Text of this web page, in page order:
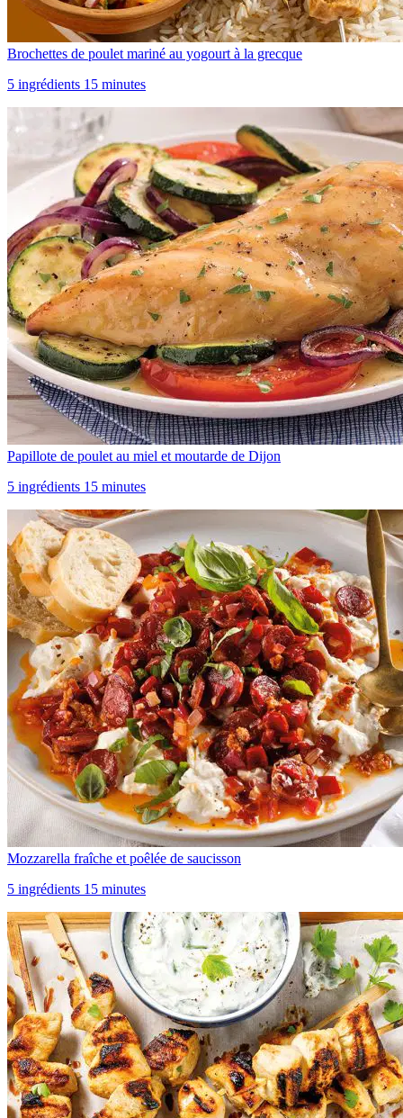
Brochettes de poulet mariné au yogourt à la grecque
5 ingrédients 15 minutes
Papillote de poulet au miel et moutarde de Dijon
5 ingrédients 15 minutes
Mozzarella fraîche et poêlée de saucisson
5 ingrédients 15 minutes